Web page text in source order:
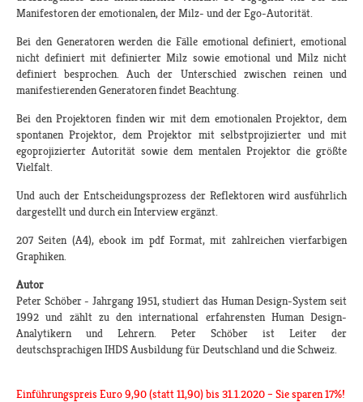
Manifestoren der emotionalen, der Milz- und der Ego-Autorität.
Bei den Generatoren werden die Fälle emotional definiert, emotional
nicht definiert mit definierter Milz sowie emotional und Milz nicht
definiert besprochen. Auch der Unterschied zwischen reinen und
manifestierenden Generatoren findet Beachtung.
Bei den Projektoren finden wir mit dem emotionalen Projektor, dem
spontanen Projektor, dem Projektor mit selbstprojizierter und mit
egoprojizierter Autorität sowie dem mentalen Projektor die größte
Vielfalt.
Und auch der Entscheidungsprozess der Reflektoren wird ausführlich
dargestellt und durch ein Interview ergänzt.
207 Seiten (A4), ebook im pdf Format, mit zahlreichen vierfarbigen
Graphiken.
Autor
Peter Schöber - Jahrgang 1951, studiert das Human Design-System seit
1992 und zählt zu den international erfahrensten Human Design-
Analytikern und Lehrern. Peter Schöber ist Leiter der
deutschsprachigen IHDS Ausbildung für Deutschland und die Schweiz.
Einführungspreis Euro 9,90 (statt 11,90) bis 31.1.2020 – Sie sparen 17%!